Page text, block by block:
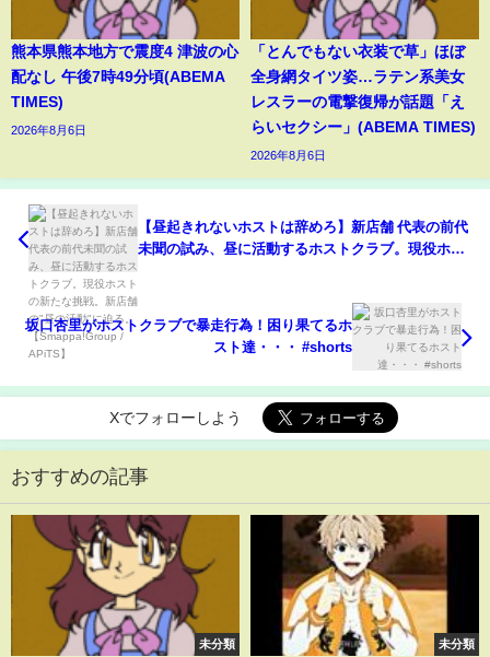
熊本県熊本地方で震度4 津波の心
配なし 午後7時49分頃(ABEMA
TIMES)
2026年8月6日
「とんでもない衣装で草」ほぼ
全身網タイツ姿…ラテン系美女
レスラーの電撃復帰が話題「え
らいセクシー」(ABEMA TIMES)
2026年8月6日
【昼起きれないホストは辞めろ】新店舗 代表の前代
未聞の試み、昼に活動するホストクラブ。現役ホス
坂口杏里がホストクラブで暴走行為！困り果てるホ
スト達・・・ #shorts
Xでフォローしよう
おすすめの記事
未分類 未分類